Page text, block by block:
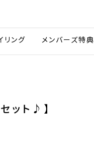
リング メンバーズ特典
ット♪】